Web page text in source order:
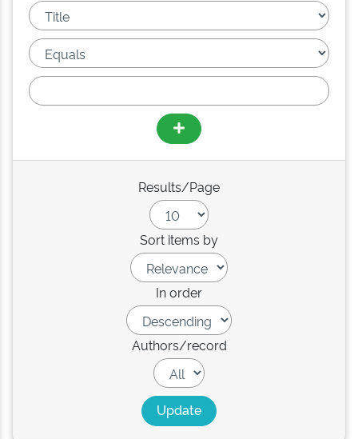
Results/Page
Sort items by
In order
Authors/record